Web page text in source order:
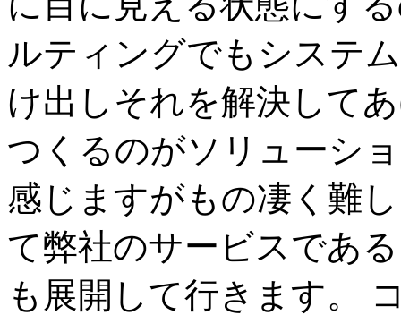
ルティングでもシステ
け出しそれを解決して
つくるのがソリューシ
感じますがもの凄く難
て弊社のサービスである
も展開して行きます。